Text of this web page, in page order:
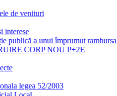
de venituri
interese
publică a unui împrumut
CORP NOU P+2E
legea 52/2003